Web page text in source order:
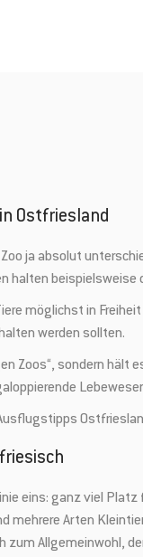
Ostfriesland
ja absolut
halten
möglichst in
werden sollten.
Zoos“, sondern hält
eins: ganz viel Platz
mehrere Arten
Allgemeinwohl,